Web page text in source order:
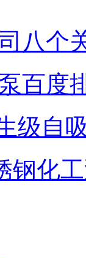
百度
级自
钢化
长